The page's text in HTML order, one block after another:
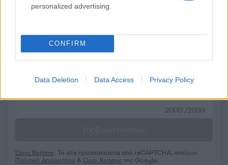
personalized advertising.
CONFIRM
Data Deletion Data Access Privacy Policy
2000 /2000
Όροι Χρήσης. Το site προστατεύεται από reCAPTCHA, ισχύουν
Πολιτική Απορρήτου &Όροι Χρήσης της Google.